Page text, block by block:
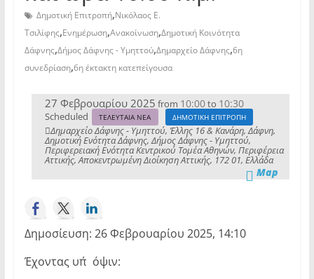
Δημοτική Επιτροπή,Νικόλαος Ε.
Τσιλίφης,Ενημέρωση,Ανακοίνωση,Δημοτική Κοινότητα
Δάφνης,Δήμος Δάφνης - Υμηττού,Δημαρχείο Δάφνης,6η
συνεδρίαση,6η έκτακτη κατεπείγουσα
27 Φεβρουαρίου 2025 from 10:00to 10:30
Scheduled ΤΕΛΕΥΤΑΙΑ ΝΕΑ ΔΗΜΟΤΙΚΗ ΕΠΙΤΡΟΠΗ
Δημαρχείο Δάφνης - Υμηττού, Έλλης 16 & Κανάρη, Δάφνη,
Δημοτική Ενότητα Δάφνης, Δήμος Δάφνης - Υμηττού,
Περιφερειακή Ενότητα Κεντρικού Τομέα Αθηνών, Περιφέρεια
Αττικής, Αποκεντρωμένη Διοίκηση Αττικής, 172 01, Ελλάδα
Map
Δημοσίευση: 26 Φεβρουαρίου 2025, 14:10
Έχοντας υπ΄όψιν: